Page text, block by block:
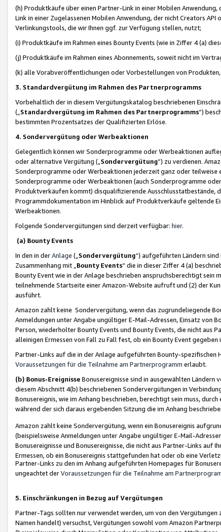
(h) Produktkäufe über einen Partner-Link in einer Mobilen
Link in einer Zugelassenen Mobilen Anwendung, der nicht Creators
Verlinkungstools, die wir Ihnen ggf. zur Verfügung stellen, nutzt;
(i) Produktkäufe im Rahmen eines Bounty Events (wie in Ziffer 4 (a)
(j) Produktkäufe im Rahmen eines Abonnements, soweit nicht im
(k) alle Vorabveröffentlichungen oder Vorbestellungen von
3. Standardvergütung im Rahmen des Partnerprogramms
Vorbehaltlich der in diesem Vergütungskatalog beschriebenen
(„ Standardvergütung im Rahmen des Partnerprogramms“)
bestimmten Prozentsatzes der Qualifizierten Erlöse.
4. Sondervergütung oder Werbeaktionen
Gelegentlich können wir Sonderprogramme oder Werbeaktionen
oder alternative Vergütung („ Sondervergütung”) zu verdienen.
Sonderprogramme oder Werbeaktionen jederzeit ganz oder
Sonderprogramme oder Werbeaktionen (auch Sonderprogramme
Produktverkäufen kommt) disqualifizierende Ausschlusstatbestände,
Programmdokumentation im Hinblick auf Produktverkäufe geltende
Werbeaktionen.
Folgende Sondervergütungen sind derzeit verfügbar: hier.
(a) Bounty Events
In den in derAnlage („ Sondervergütung“) aufgeführten Ländern
Zusammenhang mit „ Bounty Events“ die in dieser Ziffer 4 (a)
Bounty Event wie in der Anlage beschrieben anspruchsberechtigt sein
teilnehmende Startseite einer Amazon-Website aufruft und (2) der
ausführt.
Amazon zahlt keine Sondervergütung, wenn das zugrundeliegende
Anmeldungen unter Angabe ungültiger E-Mail-Adressen, Einsatz von
Person, wiederholter Bounty Events und Bounty Events, die nicht
alleinigen Ermessen von Fall zu Fall fest, ob ein Bounty Event
Partner-Links auf die in der Anlage aufgeführten Bounty-spezifischen
Voraussetzungen für die Teilnahme am Partnerprogramm erlaubt.
(b) Bonus-Ereignisse Bonusereignisse sind in ausgewählten Ländern
diesem Abschnitt 4(b) beschriebenen Sondervergütungen in
Bonusereignis, wie im Anhang beschrieben, berechtigt sein muss,
während der sich daraus ergebenden Sitzung die im Anhang
Amazon zahlt keine Sondervergütung, wenn ein Bonusereignis
(beispielsweise Anmeldungen unter Angabe ungültiger E-Mail-
Bonusereignisse und Bonusereignisse, die nicht aus Partner-Links auf
Ermessen, ob ein Bonusereignis stattgefunden hat oder ob eine
Partner-Links zu den im Anhang aufgeführten Homepages für
ungeachtet derVoraussetzungen für die Teilnahme am
5. Einschränkungen in Bezug auf Vergütungen
Partner-Tags sollten nur verwendet werden, um von den
Namen handelt) versuchst, Vergütungen sowohl vom Amazon